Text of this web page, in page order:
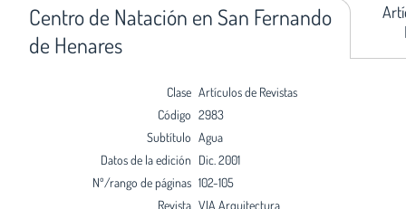
Centro de Natación en San Fernando
de Henares
Clase Artículos de Revistas
Código 2983
Subtítulo Agua
Datos de la edición Dic. 2001
Nº/rango de páginas 102-105
Revista VIA Arquitectura